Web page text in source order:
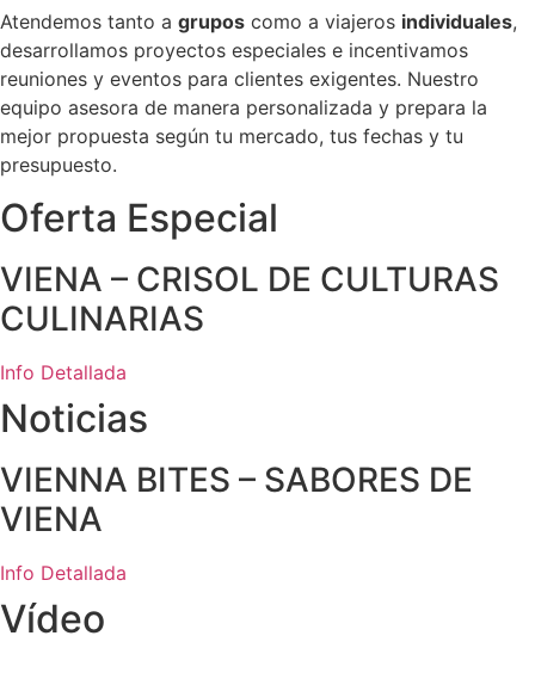
Atendemos tanto a grupos como a viajeros individuales,
desarrollamos proyectos especiales e incentivamos
reuniones y eventos para clientes exigentes. Nuestro
equipo asesora de manera personalizada y prepara la
mejor propuesta según tu mercado, tus fechas y tu
presupuesto.
Oferta Especial
VIENA – CRISOL DE CULTURAS
CULINARIAS
Info Detallada
Noticias
VIENNA BITES – SABORES DE
VIENA
Info Detallada
Vídeo